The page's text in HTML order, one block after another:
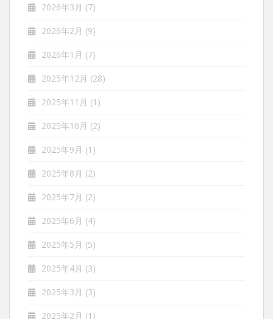
2026年3月 (7)
2026年2月 (9)
2026年1月 (7)
2025年12月 (28)
2025年11月 (1)
2025年10月 (2)
2025年9月 (1)
2025年8月 (2)
2025年7月 (2)
2025年6月 (4)
2025年5月 (5)
2025年4月 (3)
2025年3月 (3)
2025年2月 (1)